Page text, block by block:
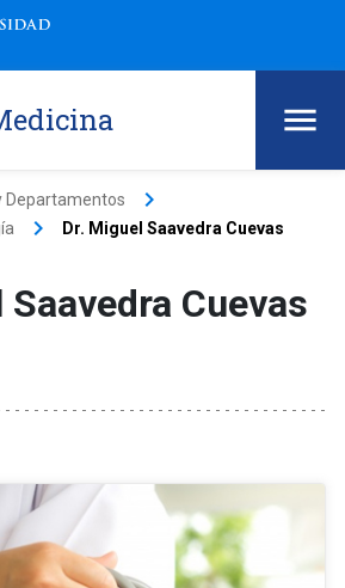
Departamentos keyboard_arrow_right
keyboard_arrow_right Dr. Miguel Saavedra Cuevas
Cuevas